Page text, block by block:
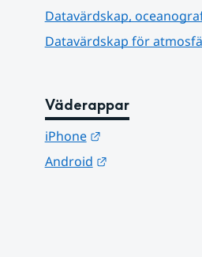
Datavärdskap,
Datavärdskap för
Väderappar
iPhone
Länk till annan
Android
Länk till annan